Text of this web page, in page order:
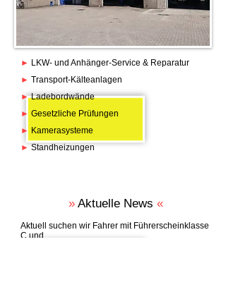
► LKW- und Anhänger-Service & Reparatur
► Transport-Kälteanlagen
►Ladebordwände
► Gesetzliche Prüfungen
► Kamerasysteme
► Standheizungen
» Aktuelle News «
Aktuell suchen wir Fahrer mit Führerscheinklasse
C und